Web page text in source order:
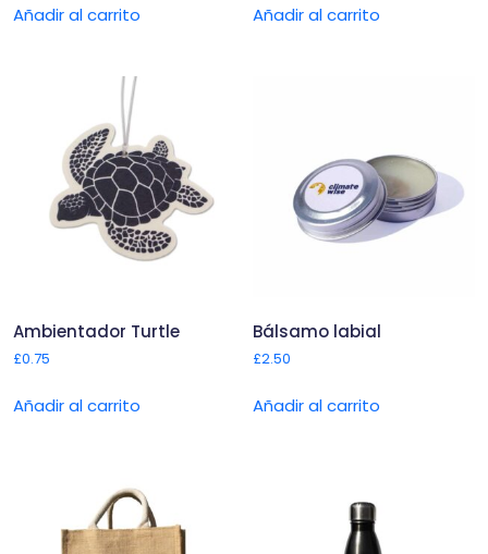
Añadir al carrito Añadir al carrito
Ambientador Turtle
£0.75
Añadir al carrito
Bálsamo labial
£2.50
Añadir al carrito